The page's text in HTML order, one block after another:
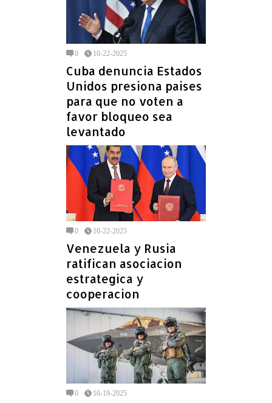
0 10-22-2025
Cuba denuncia Estados
Unidos presiona paises
para que no voten a
favor bloqueo sea
levantado
0 10-22-2025
Venezuela y Rusia
ratifican asociacion
estrategica y
cooperacion
0 10-19-2025